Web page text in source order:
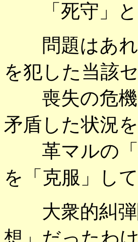
「死守」と
問題はあれ
を犯した当該
喪失の危機
矛盾した状況
革マルの「
を「克服」し
大衆的糾弾